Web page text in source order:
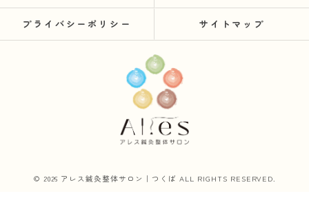
プライバシーポリシー サイトマップ
© 2026 アレス鍼灸整体サロン｜つくば ALL RIGHTS RESERVED.